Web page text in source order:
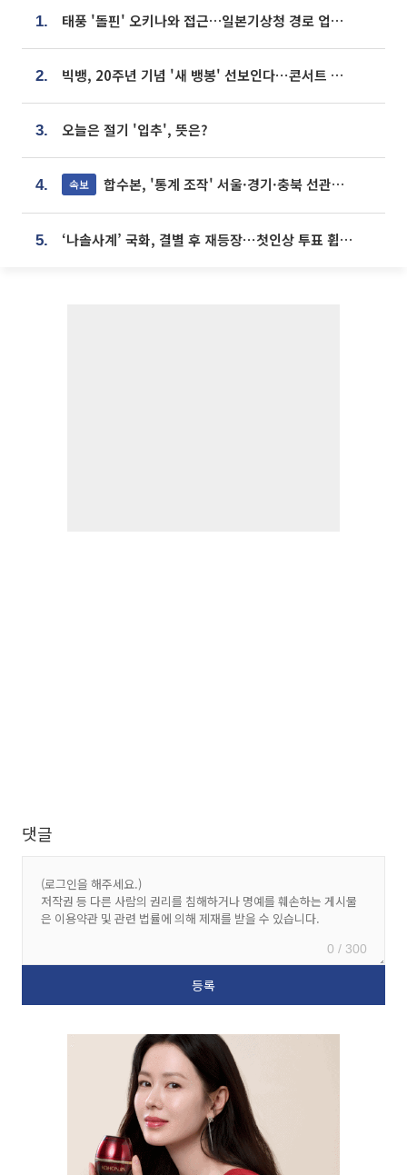
1. 태풍 '돌핀' 오키나와 접근…일본기상청 경로 업데이트
2. 빅뱅, 20주년 기념 '새 뱅봉' 선보인다⋯콘서트 앞두고 팝업 개최
3. 오늘은 절기 '입추', 뜻은?
4. 속보 합수본, '통계 조작' 서울·경기·충북 선관위 등 추가 압수수색
5. ‘나솔사계’ 국화, 결별 후 재등장⋯첫인상 투표 휩쓸고 ‘인기녀’ 등극
댓글
0 / 300